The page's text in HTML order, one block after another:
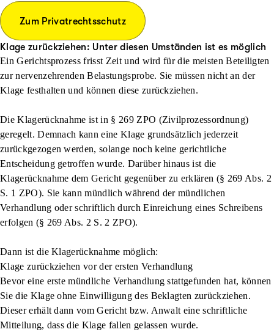
Zum Privatrechtsschutz
Klage zurückziehen: Unter diesen Umständen ist es möglich
Ein Gerichtsprozess frisst Zeit und wird für die meisten Beteiligten
zur nervenzehrenden Belastungsprobe. Sie müssen nicht an der
Klage festhalten und können diese zurückziehen.
Die Klagerücknahme ist in § 269 ZPO (Zivilprozessordnung)
geregelt. Demnach kann eine Klage grundsätzlich jederzeit
zurückgezogen werden,solange noch keine gerichtliche
Entscheidung getroffen wurde. Darüber hinaus ist die
Klagerücknahme dem Gericht gegenüber zu erklären (§ 269 Abs. 2
S. 1 ZPO). Sie kann mündlich während der mündlichen
Verhandlung oder schriftlich durch Einreichung eines Schreibens
erfolgen (§ 269 Abs. 2 S. 2 ZPO).
Dann ist die Klagerücknahme möglich:
Klage zurückziehen vor der ersten Verhandlung
Bevor eine erste mündliche Verhandlung stattgefunden hat, können
Sie die Klage ohne Einwilligung des Beklagten zurückziehen.
Dieser erhält dann vom Gericht bzw. Anwalt eine schriftliche
Mitteilung, dass die Klage fallen gelassen wurde.